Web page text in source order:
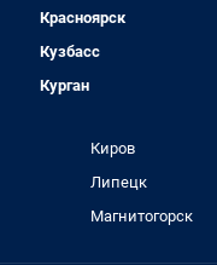
Красноярск
Кузбасс
Курган
Киров
Липецк
Магнитогорск